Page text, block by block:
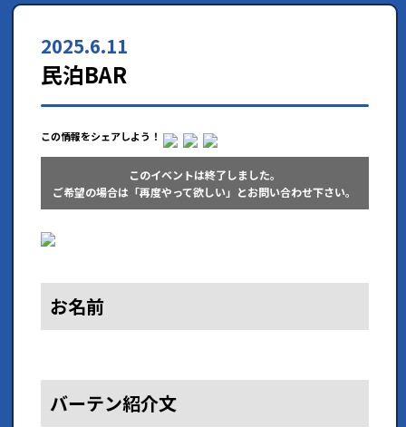
2025.6.11
民泊BAR
この情報をシェアしよう！
このイベントは終了しました。
ご希望の場合は「再度やって欲しい」とお問い合わせ下さい。
お名前
バーテン紹介文